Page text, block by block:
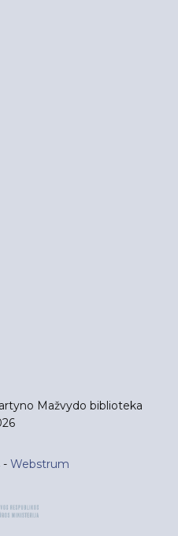
Mažvydo biblioteka
- Webstrum